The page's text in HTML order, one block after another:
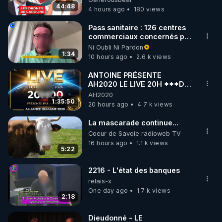
https://tinyurl.com/bestoflivechat
MERCI DE VOTER POUR CETTE VIDEO EN
CLIQUANT SUR ^ EN BAS A DROITE OU EST
ECRIT "P 50%" !!!
MERCI DE ME SOUTENIR EN CLIQUANT EN BAS
A DROITE SUR "SOUTENIR" (CROWDBUNKER).
https://crowdbunker.com/@bestofcomputer
https://www.youtube.com/@bestofcomputer
https://vk.com/bestofcomputer
44:48
07.08.2026.
4 hours ago
180 views
1:34
Pass sanitaire : 126 centres
commerciaux concernés par
l'obligation dans toute la
France
Ni Oubli Ni Pardon
10 hours ago
2.6 k views
1:35:50
ANTOINE PRÉSENTE
AH2020 LE LIVE 20H ***DU
06/08/2026***
AH2020
20 hours ago
4.7 k views
5:22
La mascarade continue...
Coeur de Savoie radioweb TV
16 hours ago
1.1 k views
2:18
2216 - L'état des banques
relais-x
One day ago
1.7 k views
Dieudonné - LE